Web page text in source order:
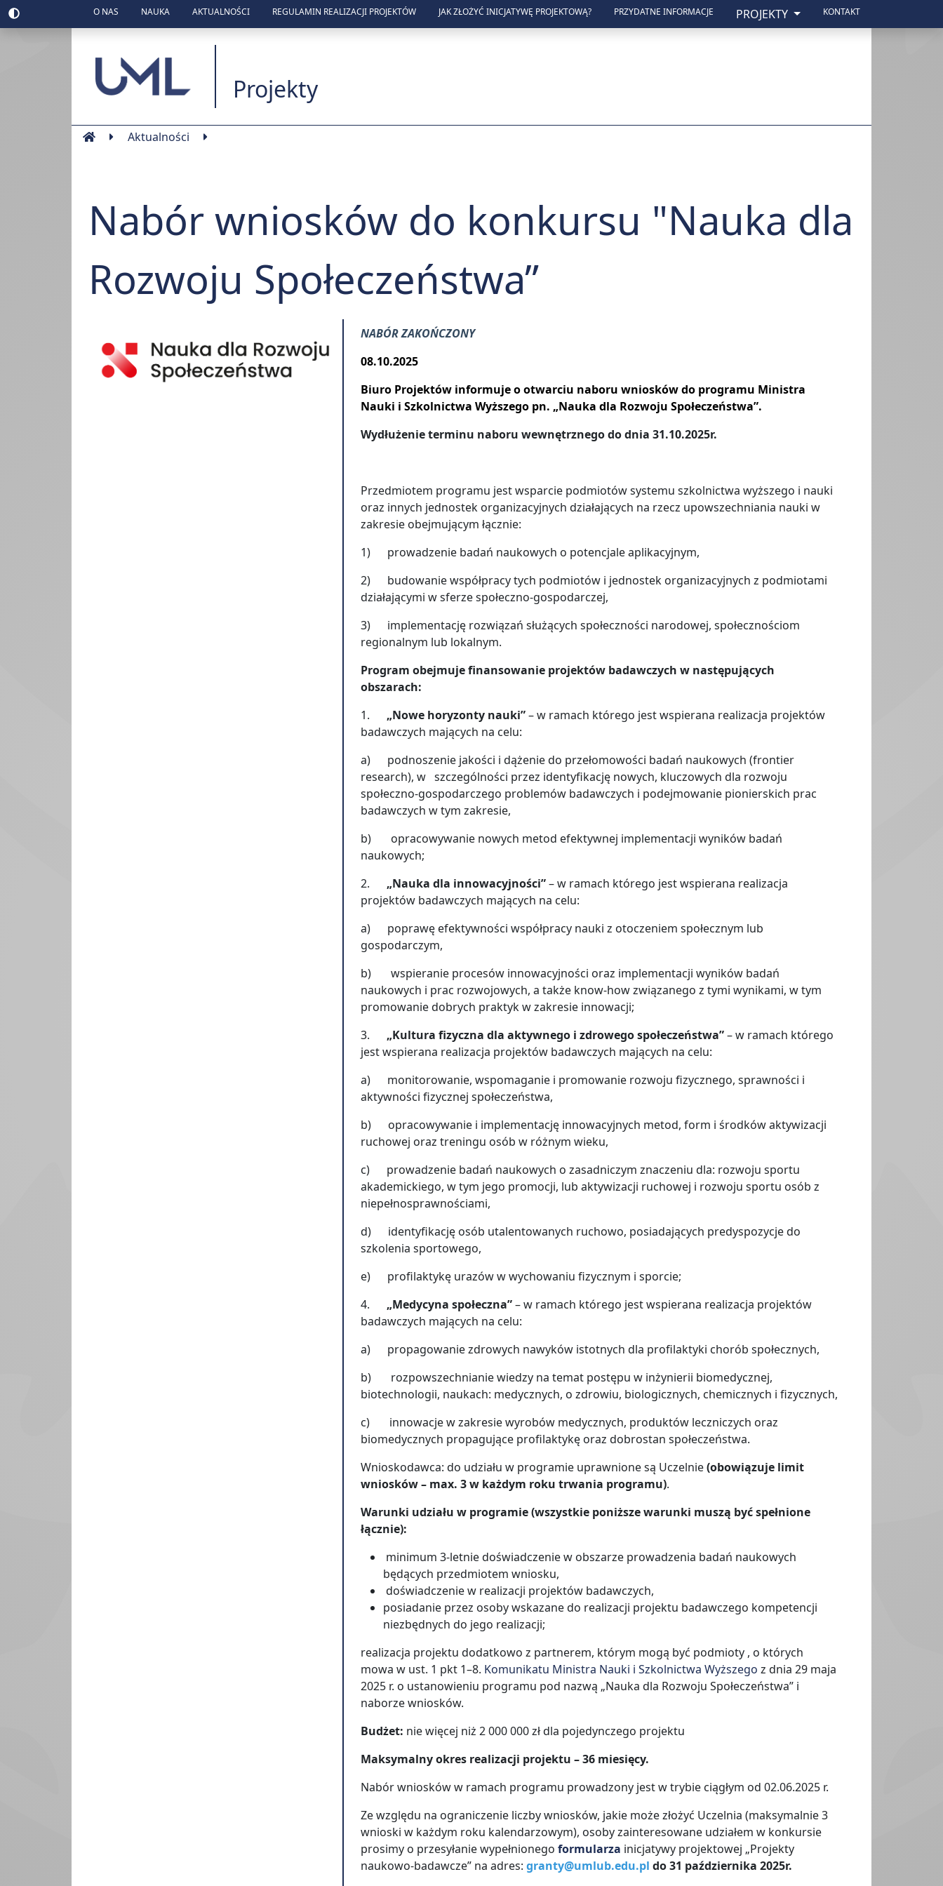
O NAS NAUKA AKTUALNOŚCI REGULAMIN REALIZACJI PROJEKTÓW JAK ZŁOŻYĆ INICJATYWĘ PROJEKTOWĄ? PRZYDATNE INFORMACJE PROJEKTY KONTAKT
Uniwesytet Medyczny w Lublinie
Projekty
Aktualności
Nabór wniosków do konkursu "Nauka dla
Rozwoju Społeczeństwa”
NABÓR ZAKOŃCZONY
08.10.2025
Biuro Projektów informuje o otwarciu naboru wniosków do programu Ministra
Nauki i Szkolnictwa Wyższego pn. „Nauka dla Rozwoju Społeczeństwa”.
Wydłużenie terminu naboru wewnętrznego do dnia 31.10.2025r.
Przedmiotem programu jest wsparcie podmiotów systemu szkolnictwa wyższego i nauki
oraz innych jednostek organizacyjnych działających na rzecz upowszechniania nauki w
zakresie obejmującym łącznie:
1) prowadzenie badań naukowych o potencjale aplikacyjnym,
2) budowanie współpracy tych podmiotów i jednostek organizacyjnych z podmiotami
działającymi w sferze społeczno-gospodarczej,
3) implementację rozwiązań służących społeczności narodowej, społecznościom
regionalnym lub lokalnym.
Program obejmuje finansowanie projektów badawczych w następujących
obszarach:
1. „Nowe horyzonty nauki”– w ramach którego jest wspierana realizacja projektów
badawczych mających na celu:
a) podnoszenie jakości i dążenie do przełomowości badań naukowych (frontier
research), w szczególności przez identyfikację nowych, kluczowych dla rozwoju
społeczno-gospodarczego problemów badawczych i podejmowanie pionierskich prac
badawczych w tym zakresie,
b) opracowywanie nowych metod efektywnej implementacji wyników badań
naukowych;
2. „Nauka dla innowacyjności”– w ramach którego jest wspierana realizacja
projektów badawczych mających na celu:
a) poprawę efektywności współpracy nauki z otoczeniem społecznym lub
gospodarczym,
b) wspieranie procesów innowacyjności oraz implementacji wyników badań
naukowych i prac rozwojowych, a także know-how związanego z tymi wynikami, w tym
promowanie dobrych praktyk w zakresie innowacji;
3. „Kultura fizyczna dla aktywnego i zdrowego społeczeństwa”– w ramach którego
jest wspierana realizacja projektów badawczych mających na celu:
a) monitorowanie, wspomaganie i promowanie rozwoju fizycznego, sprawności i
aktywności fizycznej społeczeństwa,
b) opracowywanie i implementację innowacyjnych metod, form i środków aktywizacji
ruchowej oraz treningu osób w różnym wieku,
c) prowadzenie badań naukowych o zasadniczym znaczeniu dla: rozwoju sportu
akademickiego, w tym jego promocji, lub aktywizacji ruchowej i rozwoju sportu osób z
niepełnosprawnościami,
d) identyfikację osób utalentowanych ruchowo, posiadających predyspozycje do
szkolenia sportowego,
e) profilaktykę urazów w wychowaniu fizycznym i sporcie;
4.
„Medycyna społeczna”– w ramach którego jest wspierana realizacja projektów
badawczych mających na celu:
a) propagowanie zdrowych nawyków istotnych dla profilaktyki chorób społecznych,
b) rozpowszechnianie wiedzy na temat postępu w inżynierii biomedycznej,
biotechnologii, naukach: medycznych, o zdrowiu, biologicznych, chemicznych i fizycznych,
c) innowacje w zakresie wyrobów medycznych, produktów leczniczych oraz
biomedycznych propagujące profilaktykę oraz dobrostan społeczeństwa.
Wnioskodawca: do udziału w programie uprawnione są Uczelnie(obowiązuje limit
wniosków – max. 3 w każdym roku trwania programu).
Warunki udziału w programie (wszystkie poniższe warunki muszą być spełnione
łącznie):
minimum 3-letnie doświadczenie w obszarze prowadzenia badań naukowych
będących przedmiotem wniosku,
doświadczenie w realizacji projektów badawczych,
posiadanie przez osoby wskazane do realizacji projektu badawczego kompetencji
niezbędnych do jego realizacji;
realizacja projektu dodatkowo z partnerem, którym mogą być podmioty , o których
mowa w ust. 1 pkt 1–8. Komunikatu Ministra Nauki i Szkolnictwa Wyższego z dnia 29 maja
2025 r. o ustanowieniu programu pod nazwą „Nauka dla Rozwoju Społeczeństwa” i
naborze wniosków.
Budżet: nie więcej niż 2 000 000 zł dla pojedynczego projektu
Maksymalny okres realizacji projektu – 36 miesięcy.
Nabór wniosków w ramach programu prowadzony jest w trybie ciągłym od 02.06.2025 r.
Ze względu na ograniczenie liczby wniosków, jakie może złożyć Uczelnia (maksymalnie 3
wnioski w każdym roku kalendarzowym), osoby zainteresowane udziałem w konkursie
prosimy o przesyłanie wypełnionego formularza inicjatywy projektowej „Projekty
naukowo-badawcze” na adres: granty@umlub.edu.pl do 31 października 2025r.